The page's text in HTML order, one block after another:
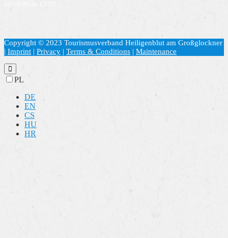
Copyright © 2023 Tourismusverband Heiligenblut am Großglockner
| Imprint | Privacy | Terms & Conditions | Maintenance
PL
DE
EN
CS
HU
HR